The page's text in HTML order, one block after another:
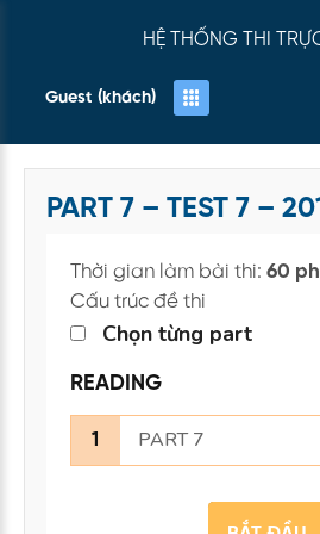
HỆ THỐNG THI
Guest (khách)
PART 7 – TEST 7 –
Thời gian làm bài thi: 60
Cấu trúc đề thi
Chọn từng part
READING
1 PART 7